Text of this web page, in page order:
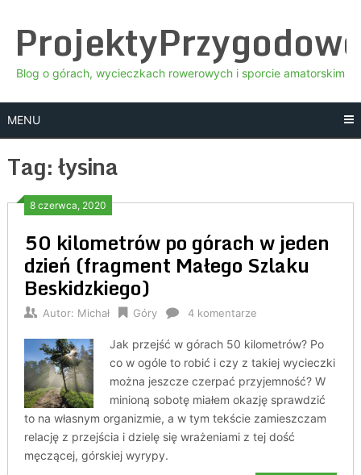
content
Blog o górach, wycieczkach rowerowych i sporcie amatorskim
MENU
Tag:łysina
8 czerwca, 2020
50 kilometrów po górach w jeden
dzień (fragment Małego Szlaku
Beskidzkiego)
Autor: Michał Góry 4 komentarze
Jak przejść w górach 50 kilometrów? Po
co w ogóle to robić i czy z takiej wycieczki
można jeszcze czerpać przyjemność? W
minioną sobotę miałem okazję sprawdzić
to na własnym organizmie, a w tym tekście zamieszczam
relację z przejścia i dzielę się wrażeniami z tej dość
męczącej, górskiej wyrypy.